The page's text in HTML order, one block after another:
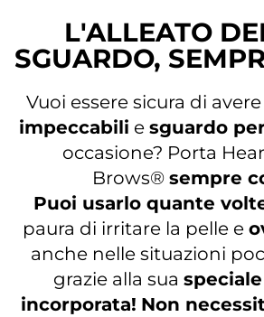
L'ALLEATO
SGUARDO,
Vuoi essere sicura di avere
impeccabili e sguardo
occasione? Porta
Brows® sempre
Puoi usarlo quante
paura di irritare la pelle e
anche nelle situazioni
grazie alla sua
incorporata! Non